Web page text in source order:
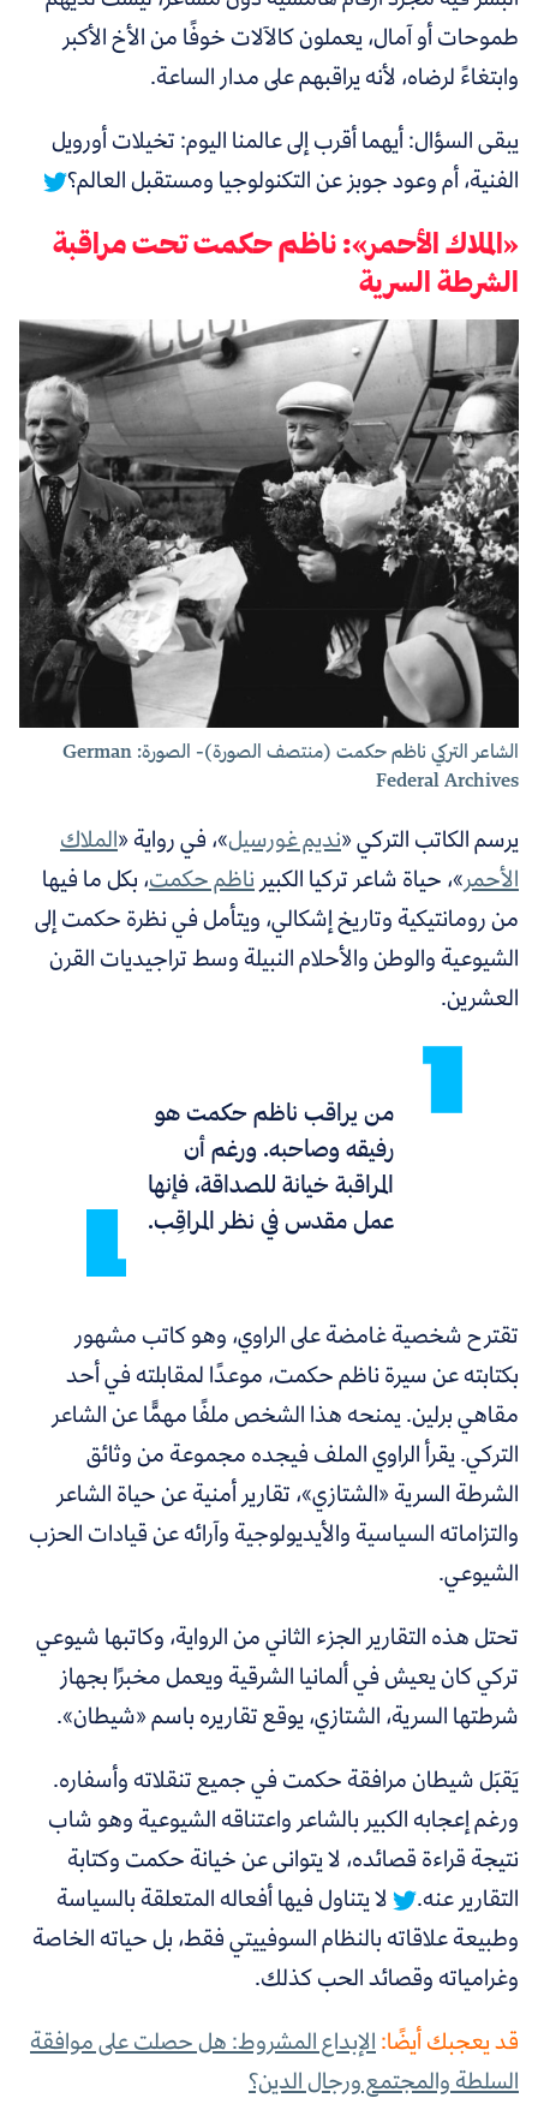
طموحات أو آمال، يعملون كالآلات خوفًا من الأخ الأكبر
وابتغاءً لرضاه، لأنه يراقبهم على مدار الساعة.
يبقى السؤال: أيهما أقرب إلى عالمنا اليوم: تخيلات أورويل
الفنية، أم وعود جوبز عن التكنولوجيا ومستقبل العالم؟
«الملاك الأحمر»: ناظم حكمت تحت مراقبة
الشرطة السرية
الشاعر التركي ناظم حكمت (منتصف الصورة)- الصورة: German
Federal Archives
يرسم الكاتب التركي «نديم غورسيل»،في رواية «الملاك
الأحمر»،حياة شاعر تركيا الكبيرناظم حكمت، بكل ما فيها
من رومانتيكية وتاريخ إشكالي، ويتأمل في نظرة حكمت إلى
الشيوعية والوطن والأحلام النبيلة وسط تراجيديات القرن
العشرين.
من يراقب ناظم حكمت هو
رفيقه وصاحبه. ورغم أن
المراقبة خيانة للصداقة، فإنها
عمل مقدس في نظر المراقِب.
تقترح شخصية غامضة على الراوي، وهو كاتب مشهور
بكتابته عن سيرة ناظم حكمت، موعدًا لمقابلته في أحد
مقاهي برلين. يمنحه هذا الشخص ملفًا مهمًّا عن الشاعر
التركي. يقرأ الراوي الملف فيجده مجموعة من وثائق
الشرطة السرية «الشتازي»، تقارير أمنية عن حياة الشاعر
والتزاماته السياسية والأيديولوجية وآرائه عن قيادات الحزب
الشيوعي.
تحتل هذه التقارير الجزء الثاني من الرواية، وكاتبها شيوعي
تركي كان يعيش في ألمانيا الشرقية ويعمل مخبرًا بجهاز
شرطتها السرية، الشتازي،يوقع تقاريره باسم «شيطان».
يَقبَل شيطان مرافقة حكمت في جميع تنقلاته وأسفاره.
ورغم إعجابه الكبير بالشاعر واعتناقه الشيوعية وهو شاب
نتيجة قراءة قصائده، لا يتوانى عن خيانة حكمت وكتابة
التقارير عنه.
لا يتناول فيها أفعاله المتعلقة بالسياسة
وطبيعة علاقاته بالنظام السوفييتي فقط، بل حياته الخاصة
وغرامياته وقصائد الحب كذلك.
قد يعجبك أيضًا:الإبداع المشروط: هل حصلت على موافقة
السلطة والمجتمع ورجال الدين؟